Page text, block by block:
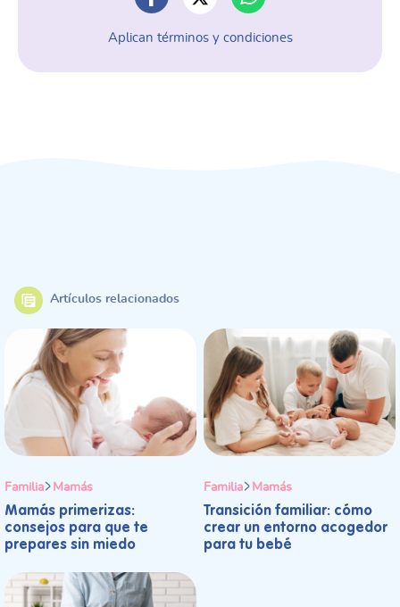
Aplican términos y condiciones
Artículos relacionados
Familia Mamás
Mamás primerizas:
consejos para que te
prepares sin miedo
Familia Mamás
Transición familiar: cómo
crear un entorno acogedor
para tu bebé